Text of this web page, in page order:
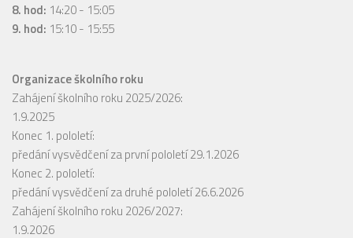
8. hod: 14:20 - 15:05
9. hod: 15:10 - 15:55
Organizace školního roku
Zahájení školního roku 2025/2026:
1.9.2025
Konec 1. pololetí:
předání vysvědčení za první pololetí 29.1.2026
Konec 2. pololetí:
předání vysvědčení za druhé pololetí 26.6.2026
Zahájení školního roku 2026/2027:
1.9.2026